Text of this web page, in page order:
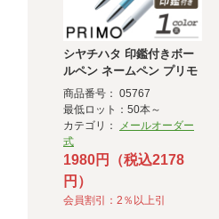
シヤチハタ 印鑑付きボー
ルペン ネームペン プリモ
（メールオーダー式）
商品番号： 05767
最低ロット：50本～
カテゴリ：
メールオーダー
式
1980円（税込2178
円）
会員割引：2％以上引